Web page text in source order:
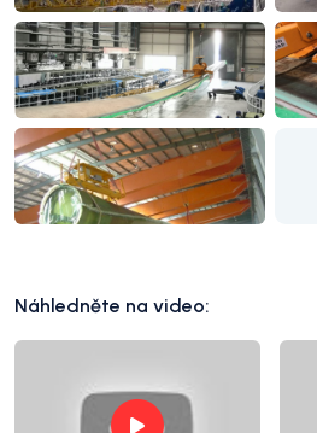
Náhledněte na video: